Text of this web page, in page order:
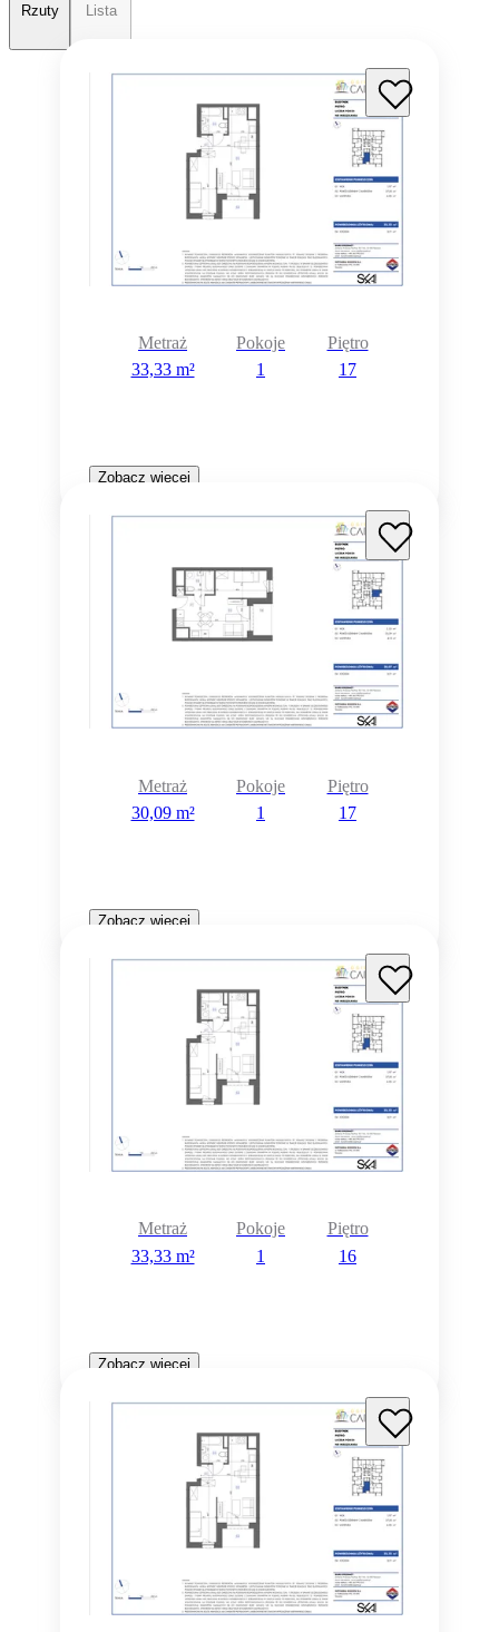
Rzuty Lista
Metraż
33,33 m²
Pokoje
1
Piętro
17
Zobacz więcej
Metraż
30,09 m²
Pokoje
1
Piętro
17
Zobacz więcej
Metraż
33,33 m²
Pokoje
1
Piętro
16
Zobacz więcej